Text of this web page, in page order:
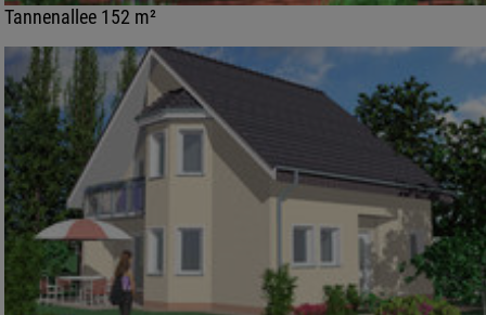
Tannenallee 152 m²